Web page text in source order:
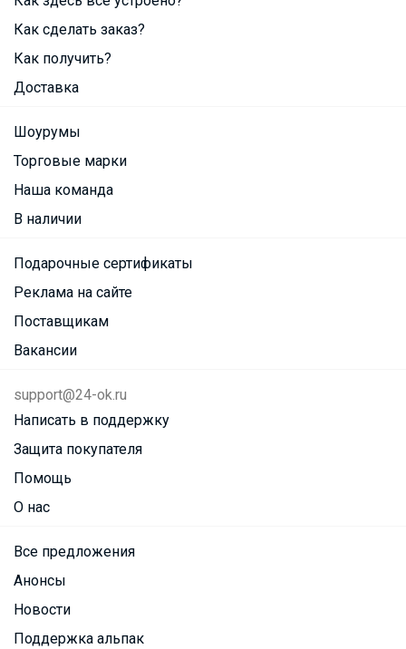
Как сделать заказ?
Как получить?
Доставка
Шоурумы
Торговые марки
Наша команда
В наличии
Подарочные сертификаты
Реклама на сайте
Поставщикам
Вакансии
support@24-ok.ru
Написать в поддержку
Защита покупателя
Помощь
О нас
Все предложения
Анонсы
Новости
Поддержка альпак